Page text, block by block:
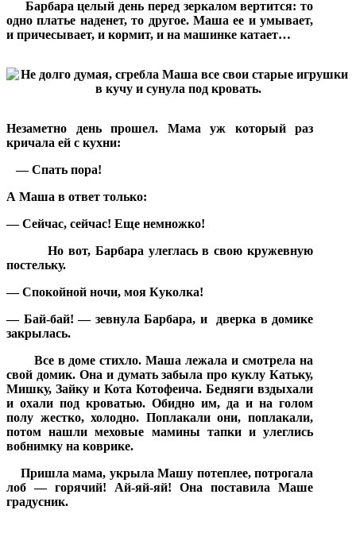
Барбара целый день перед зеркалом вертится: то
одно платье наденет, то другое. Маша ее и умывает,
и причесывает, и кормит, и на машинке катает…
Незаметно день прошел. Мама уж который раз
кричала ей с кухни:
— Спать пора!
А Маша в ответ только:
— Сейчас, сейчас! Еще немножко!
Но вот, Барбара улеглась в свою кружевную
постельку.
— Спокойной ночи, моя Куколка!
— Бай-бай! — зевнула Барбара, и
дверка в домике
закрылась.
Все в доме стихло. Маша лежала и смотрела на
свой домик. Она и думать забыла про куклу Катьку,
Мишку, Зайку и Кота Котофеича. Бедняги вздыхали
и охали под кроватью. Обидно им, да и на голом
полу жестко, холодно. Поплакали они, поплакали,
потом нашли меховые мамины тапки и улеглись
вобнимку на коврике.
Пришла мама, укрыла Машу потеплее, потрогала
лоб — горячий! Ай-яй-яй! Она поставила Маше
градусник.